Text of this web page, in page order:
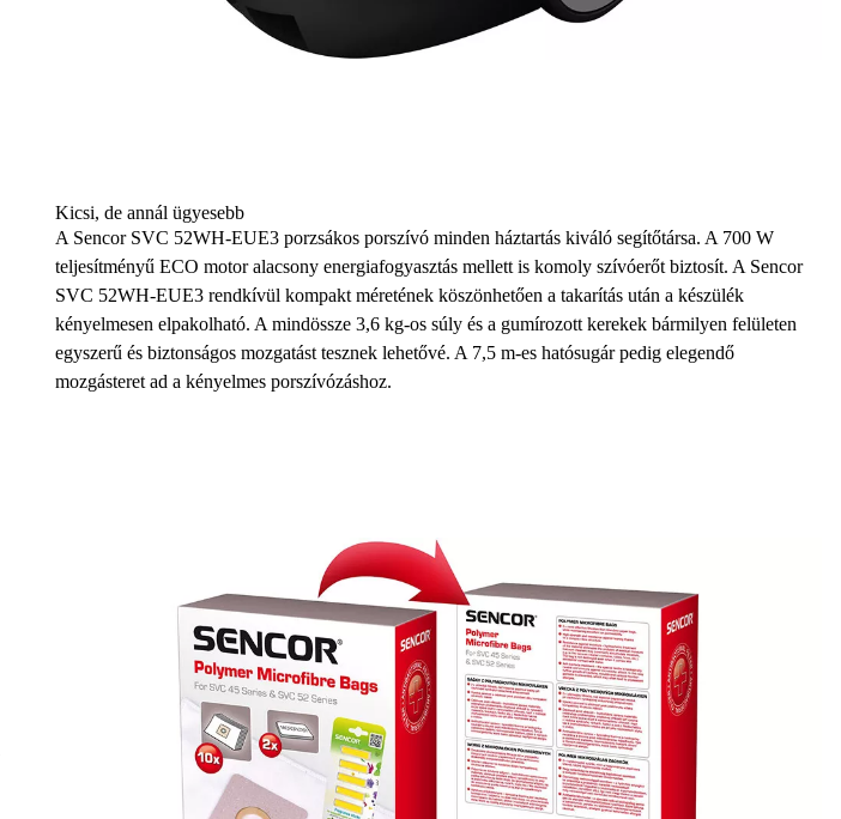
Kicsi, de annál ügyesebb
A Sencor SVC 52WH-EUE3 porzsákos porszívó minden háztartás kiváló segítőtársa. A 700 W
teljesítményű ECO motoralacsony energiafogyasztás mellett is komoly szívóerőt biztosít. A Sencor
SVC 52WH-EUE3 rendkívül kompakt méretének köszönhetően a takarítás után a készülék
kényelmesen elpakolható. A mindössze 3,6 kg-os súly és a gumírozott kerekek bármilyen felületen
egyszerű és biztonságos mozgatást tesznek lehetővé. A 7,5 m-es hatósugárpedig elegendő
mozgásteret ad a kényelmes porszívózáshoz.